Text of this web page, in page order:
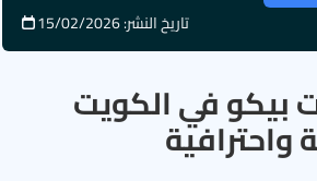
تاريخ النشر: 15/02/2026
بيكو في الكويت